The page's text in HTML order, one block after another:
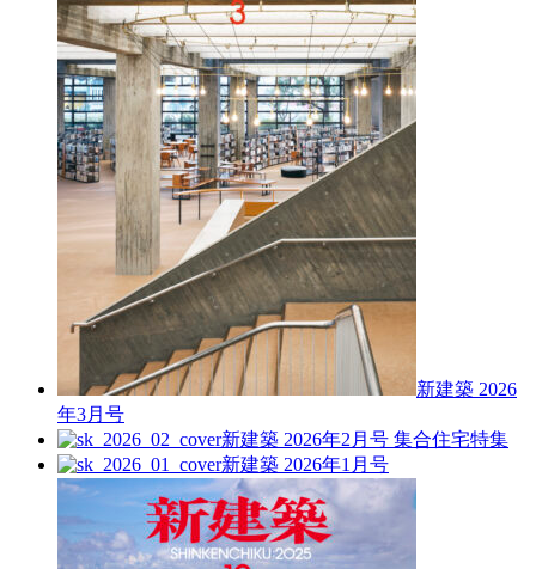
新建築 2026
年3月号
新建築 2026年2月号 集合住宅特集
新建築 2026年1月号